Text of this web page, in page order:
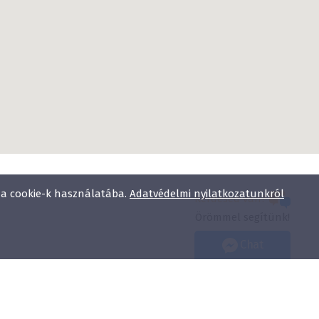
cookie-k használatába. Adatvédelmi nyilatkozatunkról
Kérdésed van?